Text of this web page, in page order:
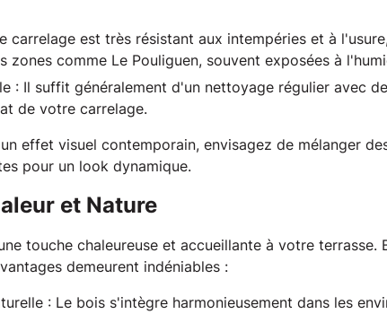
carrelage est très résistant aux intempéries et à
zones comme Le Pouliguen, souvent exposées à
: Il suffit généralement d'un nettoyage régulier avec
de votre carrelage.
effet visuel contemporain, envisagez de mélanger
pour un look dynamique.
et Nature
touche chaleureuse et accueillante à votre terrasse.
demeurent indéniables :
: Le bois s'intègre harmonieusement dans les